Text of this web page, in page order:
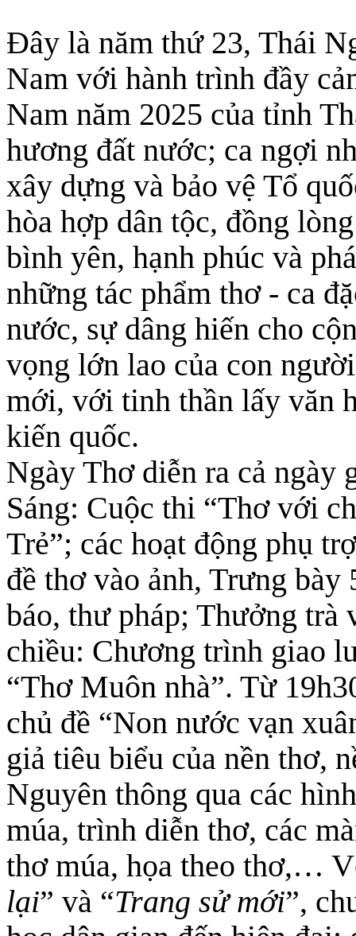
Đây là năm thứ 23, Thái
Nam với hành trình đầy
Nam năm 2025 của tỉnh
hương đất nước; ca ngợi
xây dựng và bảo vệ Tổ
hòa hợp dân tộc, đồng
bình yên, hạnh phúc và
những tác phẩm thơ - ca
nước, sự dâng hiến cho
vọng lớn lao của con
mới, với tinh thần lấy văn
kiến quốc.
Ngày Thơ diễn ra cả ngày
Sáng: Cuộc thi “Thơ với
Trẻ”; các hoạt động phụ
đề thơ vào ảnh, Trưng bày
báo, thư pháp; Thưởng trà
chiều: Chương trình giao
“Thơ Muôn nhà”. Từ
chủ đề “Non nước vạn
giả tiêu biểu của nền thơ,
Nguyên thông qua các
múa, trình diễn thơ, các
thơ múa, họa theo thơ,…
lại” và “Trang sử mới”,